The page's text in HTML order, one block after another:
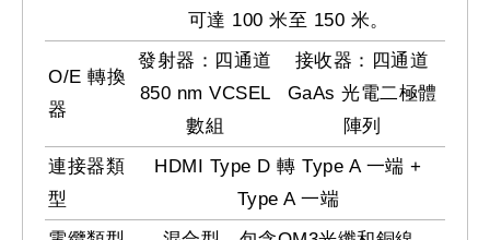
可達 100 米至 150 米。
O/E 轉換
器
發射器：四通道
850 nm VCSEL
數組
接收器：四通道
GaAs 光電二極體
陣列
連接器類
型
HDMI Type D 轉 Type A 一端 +
Type A 一端